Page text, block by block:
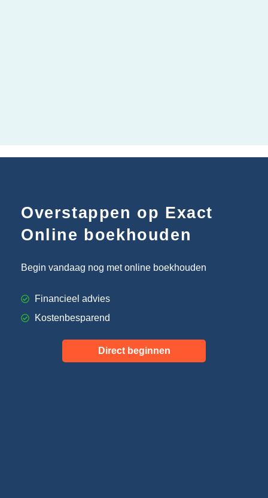
Overstappen op Exact
Online boekhouden
Begin vandaag nog met online boekhouden
Financieel advies
Kostenbesparend
Direct beginnen